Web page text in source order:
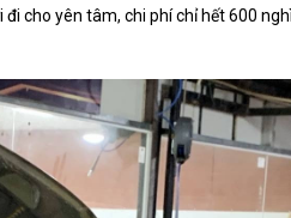
cho yên tâm, chi phí chỉ hết 600